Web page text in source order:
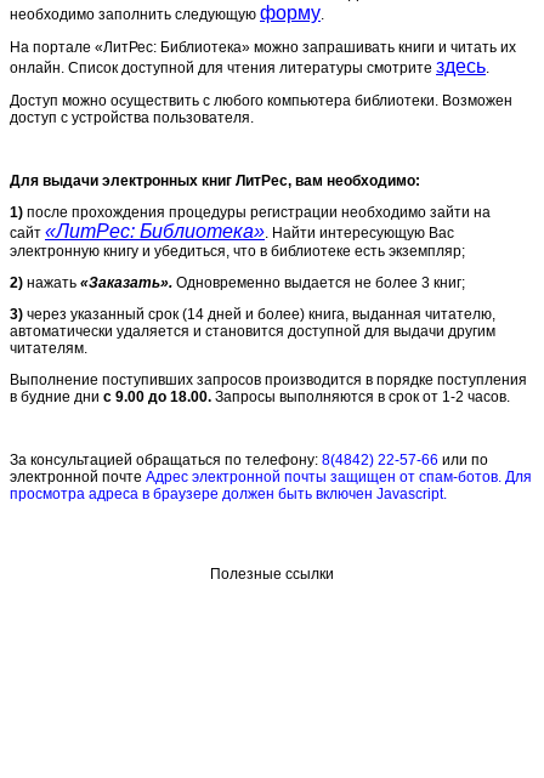
необходимо заполнить следующую форму
На портале «ЛитРес: Библиотека» можно запрашивать книги и читать их
онлайн. Список доступной для чтения литературы смотрите здесь
Доступ можно осуществить с любого компьютера библиотеки. Возможен
доступ с устройства пользователя.
Для выдачи электронных книг ЛитРес, вам необходимо:
1) после прохождения процедуры регистрации необходимо зайти на
сайт «ЛитРес: Библиотека» . Найти интересующую Вас
электронную книгу и убедиться, что в библиотеке есть экземпляр;
2) нажать «Заказать». Одновременно выдается не более 3 книг;
3) через указанный срок (14 дней и более) книга, выданная читателю,
автоматически удаляется и становится доступной для выдачи другим
читателям.
Выполнение поступивших запросов производится в порядке поступления
в будние дни с 9.00 до 18.00. Запросы выполняются в срок от 1-2 часов.
За консультацией обращаться по телефону: 8(4842) 22-57-66 или по
электронной почте Адрес электронной почты защищен от спам-ботов. Для
просмотра адреса в браузере должен быть включен Javascript.
Полезные ссылки